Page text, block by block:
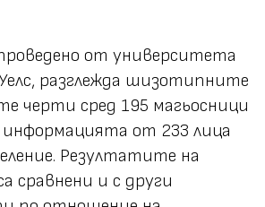
от университета
разглежда шизотипните
черти сред 195 магьосници
информацията от 233 лица
Резултатите на
сравнени и с други